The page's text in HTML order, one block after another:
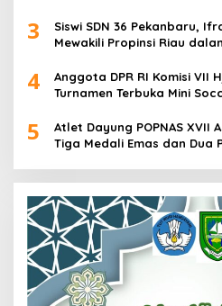
3
Siswi SDN 36 Pekanbaru,
Mewakili Propinsi Riau
4
Anggota DPR RI Komisi VII
Turnamen Terbuka Mini
5
Atlet Dayung POPNAS XVII
Tiga Medali Emas dan Dua